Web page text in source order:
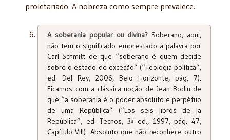
proletariado. A nobreza como sempre prevalece.
A soberania popular ou divina?Soberano, aqui,
não tem o significado emprestado à palavra por
Carl Schmitt de que “soberano é quem decide
sobre o estado de exceção” (“Teologia política”,
ed. Del Rey, 2006, Belo Horizonte, pág. 7).
Ficamos com a clássica noção de Jean Bodin de
que “a soberania é o poder absoluto e perpétuo
de uma República” (“Los seis libros de la
República”, ed. Tecnos, 3ª ed., 1997, pág. 47,
Capítulo VIII). Absoluto que não reconhece outro